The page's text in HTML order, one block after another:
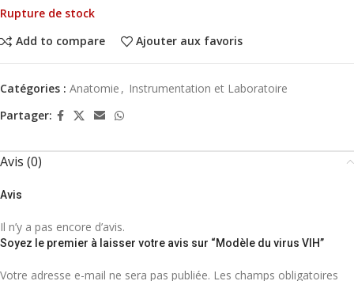
Rupture de stock
Add to compare
Ajouter aux favoris
Catégories : Anatomie , Instrumentation et Laboratoire
Partager:
Avis (0)
Avis
Il n’y a pas encore d’avis.
Soyez le premier à laisser votre avis sur “Modèle du virus VIH”
Votre adresse e-mail ne sera pas publiée. Les champs obligatoires